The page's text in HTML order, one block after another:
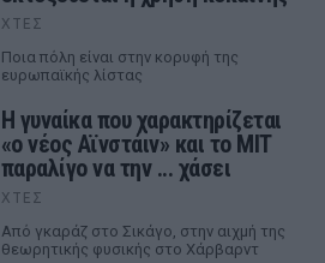
ΧΤΕΣ
Ποια πόλη είναι στην κορυφή της
ευρωπαϊκής λίστας
Η γυναίκα που χαρακτηρίζεται
«ο νέος Αϊνστάιν» και το MIT
παραλίγο να την ... χάσει
ΧΤΕΣ
Από γκαράζ στο Σικάγο, στην αιχμή της
θεωρητικής φυσικής στο Χάρβαρντ